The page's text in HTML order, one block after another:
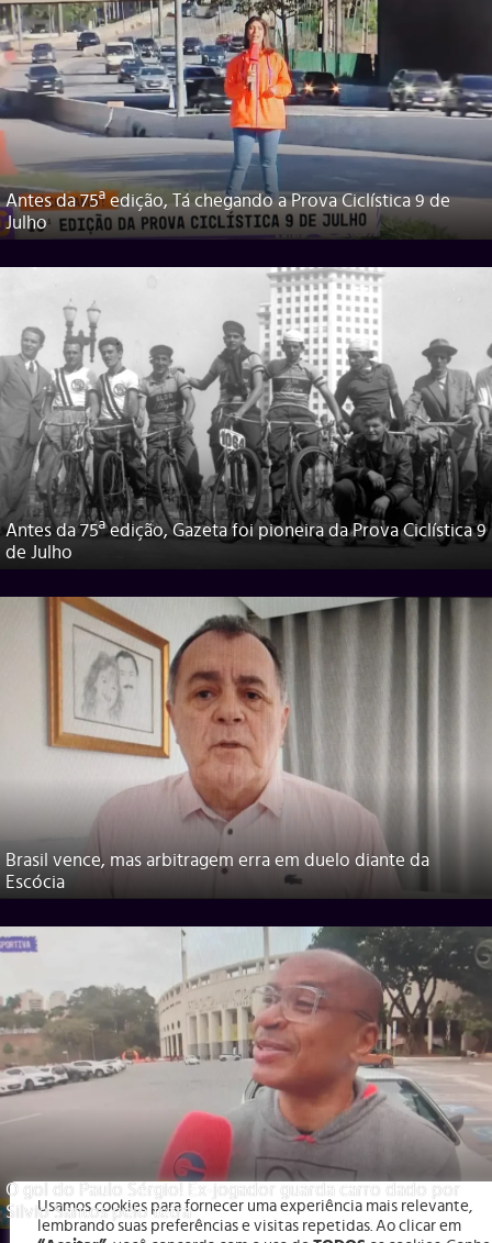
Antes da 75ª edição, Tá chegando a Prova Ciclística 9 de
Julho
Antes da 75ª edição, Gazeta foi pioneira da Prova Ciclística 9
de Julho
Brasil vence, mas arbitragem erra em duelo diante da
Escócia
O gol do Paulo Sérgio! Ex-jogador guarda carro dado por
Silvio Santos pelo tetra
Usamos cookies para fornecer uma experiência mais relevante,
lembrando suas preferências e visitas repetidas. Ao clicar em